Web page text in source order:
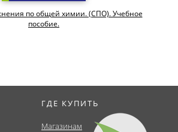
по общей химии. (СПО). Учебное
пособие.
ГДЕ КУПИТЬ
Магазинам